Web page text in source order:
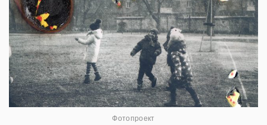
Фотопроект